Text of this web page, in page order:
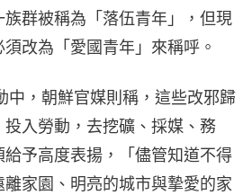
群被稱為「落伍青年」，但現
改為「愛國青年」來稱呼。
中，朝鮮官媒則稱，這些改邪歸
入勞動，去挖礦、採媒、務
予高度表揚，「儘管知道不得
家園、明亮的城市與摯愛的家